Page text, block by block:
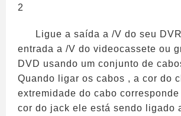
2
Ligue a saída a /V do seu
entrada a /V do videocassete ou
DVD usando um conjunto de
Quando ligar os cabos , a cor do
extremidade do cabo
cor do jack ele está sendo ligado